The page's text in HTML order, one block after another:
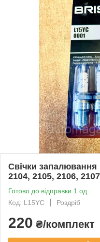
Свічки запалювання
2104, 2105, 2106, 2107
Готово до відправки 1 од.
Код: L15YC
Роздріб
220 ₴/комплект